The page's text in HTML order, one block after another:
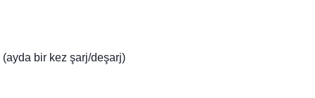
(ayda bir kez şarj/deşarj)